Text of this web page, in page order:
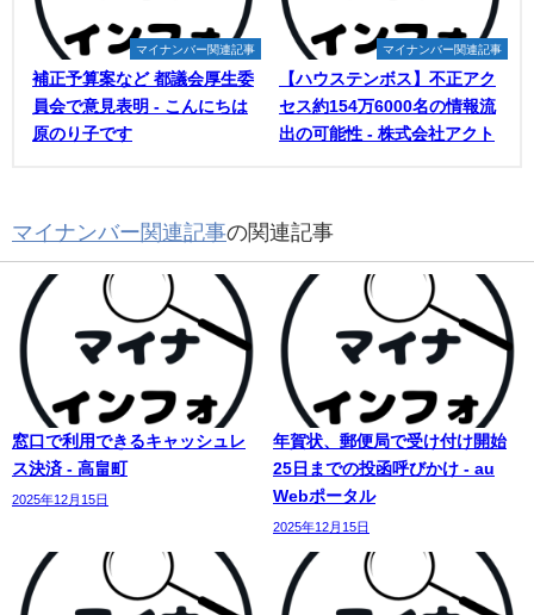
マイナンバー関連記事
補正予算案など 都議会厚生委
員会で意見表明 - こんにちは
原のり子です
マイナンバー関連記事
【ハウステンボス】不正アク
セス約154万6000名の情報流
出の可能性 - 株式会社アクト
マイナンバー関連記事の関連記事
窓口で利用できるキャッシュレ
ス決済 - 高畠町
2025年12月15日
年賀状、郵便局で受け付け開始
25日までの投函呼びかけ - au
Webポータル
2025年12月15日